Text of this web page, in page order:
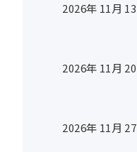
2026年 11月 13
2026年 11月 20
2026年 11月 27